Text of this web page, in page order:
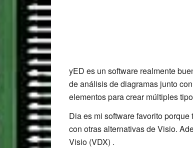
yED es un software realmente
de análisis de diagramas junto
elementos para crear múltiples
Dia es mi software favorito
con otras alternativas de Visio.
Visio (VDX) .